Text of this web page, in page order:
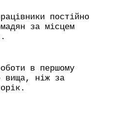
постійно
за місцем
в першому
вища, ніж за